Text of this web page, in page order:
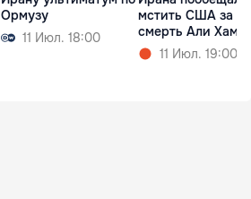
Ормузу
11 Июл. 18:00
мстить США за
смерть Али
11 Июл. 19:00